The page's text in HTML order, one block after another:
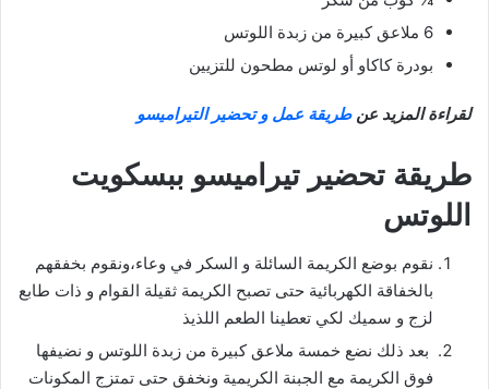
6 ملاعق كبيرة من زبدة اللوتس
بودرة كاكاو أو لوتس مطحون للتزيين
لقراءة المزيد عنطريقة عمل و تحضير التيراميسو
طريقة تحضير تيراميسو ببسكويت
اللوتس
نقوم بوضع الكريمة السائلة و السكر في وعاء،ونقوم بخفقهم
بالخفاقة الكهربائية حتى تصبح الكريمة ثقيلة القوام و ذات طابع
لزج و سميك لكي تعطينا الطعم اللذيذ
بعد ذلك نضع خمسة ملاعق كبيرة من زبدة اللوتس و نضيفها
فوق الكريمة مع الجبنة الكريمية ونخفق حتى تمتزج المكونات